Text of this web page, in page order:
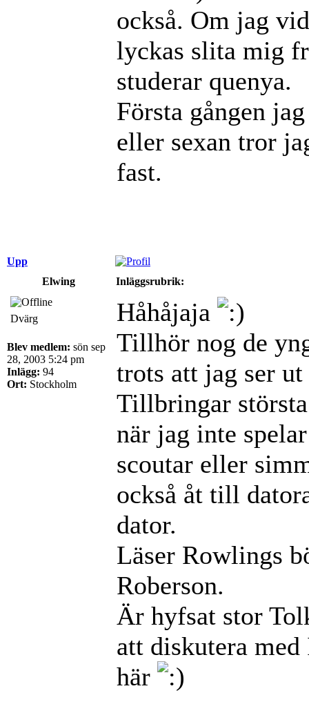
också. Om jag
lyckas slita mig
studerar quenya.
Första gången
eller sexan tror
fast.
Upp
Elwing
Inläggsrubrik:
Dvärg
Blev medlem: sön sep
28, 2003 5:24 pm
Inlägg: 94
Ort: Stockholm
Håhåjaja
Tillhör nog de
trots att jag ser
Tillbringar
när jag inte
scoutar eller
också åt till
dator.
Läser Rowlings
Roberson.
Är hyfsat stor
att diskutera
här